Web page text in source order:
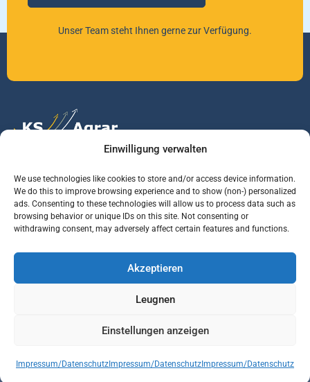
Einwilligung verwalten
We use technologies like cookies to store and/or access device information.
We do this to improve browsing experience and to show (non-) personalized
ads. Consenting to these technologies will allow us to process data such as
browsing behavior or unique IDs on this site. Not consenting or
withdrawing consent, may adversely affect certain features and functions.
Akzeptieren
Leugnen
Einstellungen anzeigen
Impressum/Datenschutz Impressum/Datenschutz Impressum/Datenschutz
Unser Team steht Ihnen gerne zur Verfügung.
Services Jobs
Business Development
Manager (m/w/d)
Informationen
Vepth Development